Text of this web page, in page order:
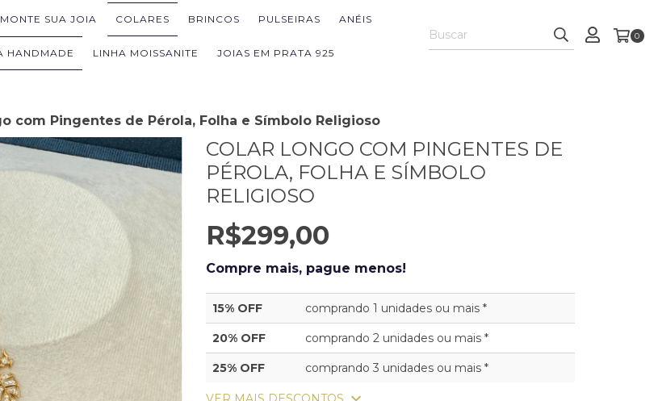
MONTE SUA JOIA COLARES BRINCOS PULSEIRAS ANÉIS
HANDMADE LINHA MOISSANITE JOIAS EM PRATA 925
0
com Pingentes de Pérola, Folha e Símbolo Religioso
COLAR LONGO COM PINGENTES DE
PÉROLA, FOLHA E SÍMBOLO
RELIGIOSO
R$299,00
Compre mais, pague menos!
15% OFF comprando 1 unidades ou mais *
20% OFF comprando 2 unidades ou mais *
25% OFF comprando 3 unidades ou mais *